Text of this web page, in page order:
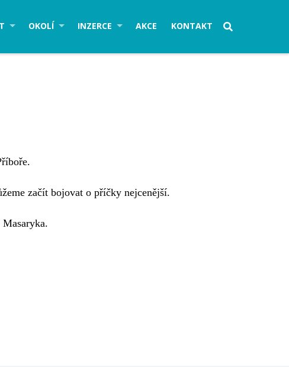
OKOLÍ INZERCE AKCE KONTAKT
začít bojovat o příčky nejcenější.